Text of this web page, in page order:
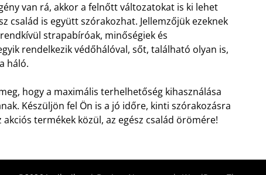
van rá, akkor a felnőtt változatokat is ki lehet
család is együtt szórakozhat. Jellemzőjük ezeknek
strapabíróak, minőségiek és
rendelkezik védőhálóval, sőt, található olyan is,
háló.
hogy a maximális terhelhetőség kihasználása
Készüljön fel Ön is a jó időre, kinti szórakozásra
termékek közül, az egész család örömére!